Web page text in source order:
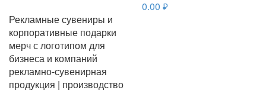
Рекламные сувениры и
корпоративные подарки
мерч с логотипом для
бизнеса и компаний
рекламно-сувенирная
продукция | производство
0.00 руб.